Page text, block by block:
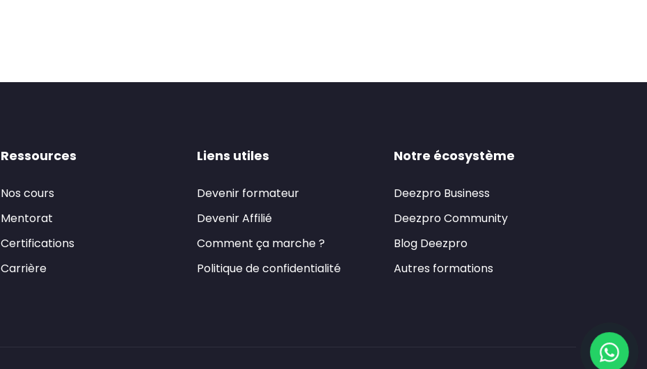
Ressources
Nos cours
Mentorat
Certifications
Carrière
Liens utiles
Devenir formateur
Devenir Affilié
Comment ça marche ?
Politique de confidentialité
Notre écosystème
Deezpro Business
Deezpro Community
Blog Deezpro
Autres formations